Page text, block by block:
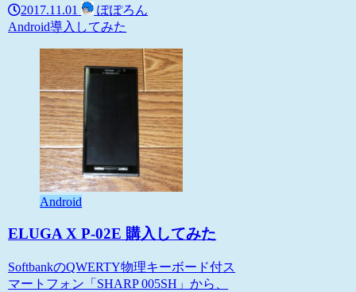
2017.11.01
ぽぽろん
Android導入してみた
Android
ELUGA X P-02E 購入してみた
SoftbankのQWERTY物理キーボード付ス
マートフォン「SHARP 005SH」から、